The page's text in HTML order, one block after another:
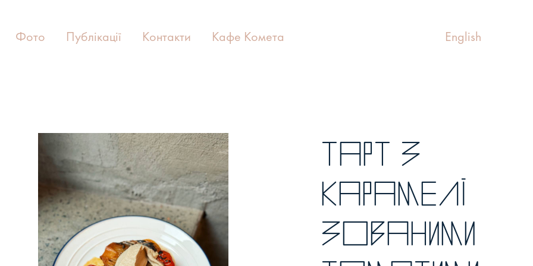
Фото Публікації Контакти Кафе Комета English
Тарт з
карамелі
зованими